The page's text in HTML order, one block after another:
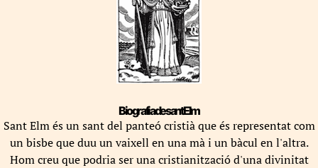
Biografia de sant Elm
Sant Elm és un sant del panteó cristià que és representat com
un bisbe que duu un vaixell en una mà i un bàcul en l'altra.
Hom creu que podria ser una cristianització d'una divinitat